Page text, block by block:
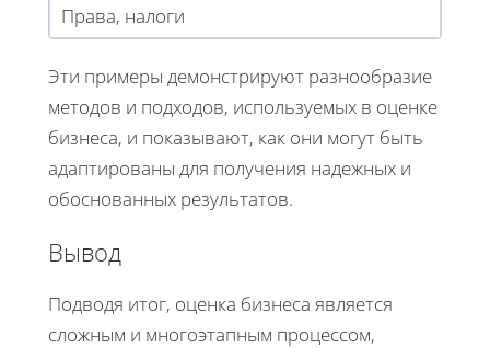
Права, налоги
Эти примеры демонстрируют разнообразие
методов и подходов, используемых в оценке
бизнеса, и показывают, как они могут быть
адаптированы для получения надежных и
обоснованных результатов.
Вывод
Подводя итог, оценка бизнеса является
сложным и многоэтапным процессом,